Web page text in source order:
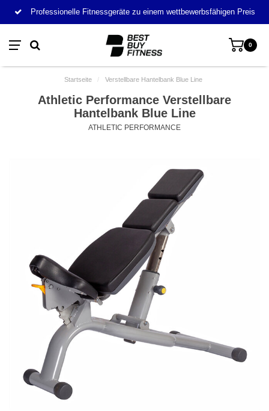
Professionelle Fitnessgeräte zu einem wettbewerbsfähigen Preis
0
Startseite / Verstellbare Hantelbank Blue Line
Athletic Performance Verstellbare
Hantelbank Blue Line
ATHLETIC PERFORMANCE